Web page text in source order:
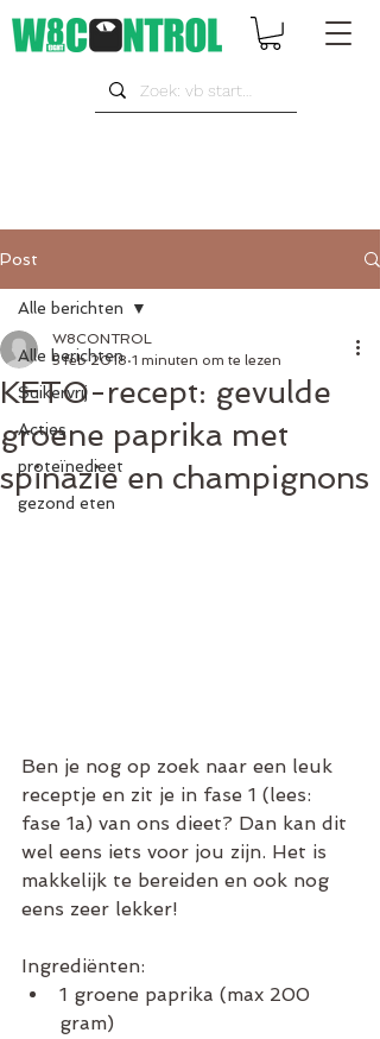
Post
Alle berichten
Suikervrij
Acties
proteïnedieet
gezond eten
Alle berichten
KETO-recept: gevulde
groene paprika met
spinazie en champignons
W8CONTROL
5 feb 2018 1 minuten om te lezen
Ben je nog op zoek naar een leuk
receptje en zit je in fase 1 (lees:
fase 1a) van ons dieet? Dan kan dit
wel eens iets voor jou zijn. Het is
makkelijk te bereiden en ook nog
eens zeer lekker!
Ingrediënten:
1 groene paprika (max 200
gram)